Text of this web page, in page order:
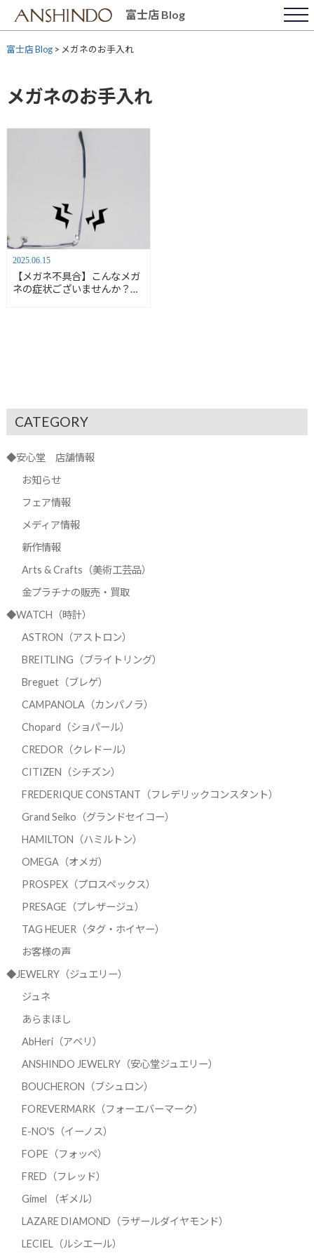
content
富士店 Blog
富士店 Blog> メガネのお手入れ
メガネのお手入れ
2025.06.15
【メガネ不具合】こんなメガ
ネの症状ございませんか？
CATEGORY
◆安心堂 店舗情報
お知らせ
フェア情報
メディア情報
新作情報
Arts & Crafts（美術工芸品）
金プラチナの販売・買取
◆WATCH（時計）
ASTRON（アストロン）
BREITLING（ブライトリング）
Breguet（ブレゲ）
CAMPANOLA（カンパノラ）
Chopard（ショパール）
CREDOR（クレドール）
CITIZEN（シチズン）
FREDERIQUE CONSTANT（フレデリックコンスタント）
Grand Seiko（グランドセイコー）
HAMILTON（ハミルトン）
OMEGA（オメガ）
PROSPEX（プロスペックス）
PRESAGE（プレザージュ）
TAG HEUER（タグ・ホイヤー）
お客様の声
◆JEWELRY（ジュエリー）
ジュネ
あらまほし
AbHeri（アベリ）
ANSHINDO JEWELRY（安心堂ジュエリー）
BOUCHERON（ブシュロン）
FOREVERMARK（フォーエバーマーク）
E-NO'S（イーノス）
FOPE（フォッペ）
FRED（フレッド）
Gimel （ギメル）
LAZARE DIAMOND（ラザールダイヤモンド）
LECIEL（ルシエール）